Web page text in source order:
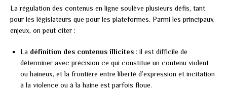
La régulation des contenus en ligne soulève plusieurs défis, tant
pour les législateurs que pour les plateformes. Parmi les principaux
enjeux, on peut citer :
La définition des contenus illicites : il est difficile de
déterminer avec précision ce qui constitue un contenu violent
ou haineux, et la frontière entre liberté d’expression et incitation
à la violence ou à la haine est parfois floue.